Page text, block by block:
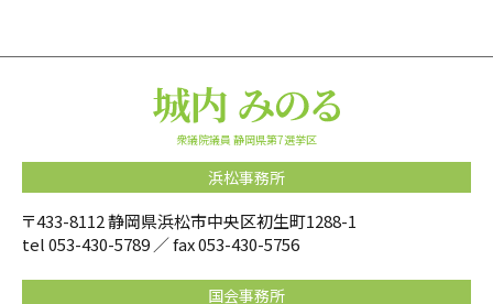
衆議院議員 静岡県第7選挙区
浜松事務所
〒433-8112 静岡県浜松市中央区初生町1288-1
tel053-430-5789 ／ fax 053-430-5756
国会事務所